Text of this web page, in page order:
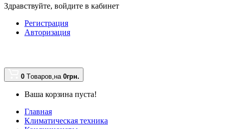
Здравствуйте, войдите в кабинет
Регистрация
Авторизация
0 Tоваров,на 0грн.
Ваша корзина пуста!
Главная
Климатическая техника